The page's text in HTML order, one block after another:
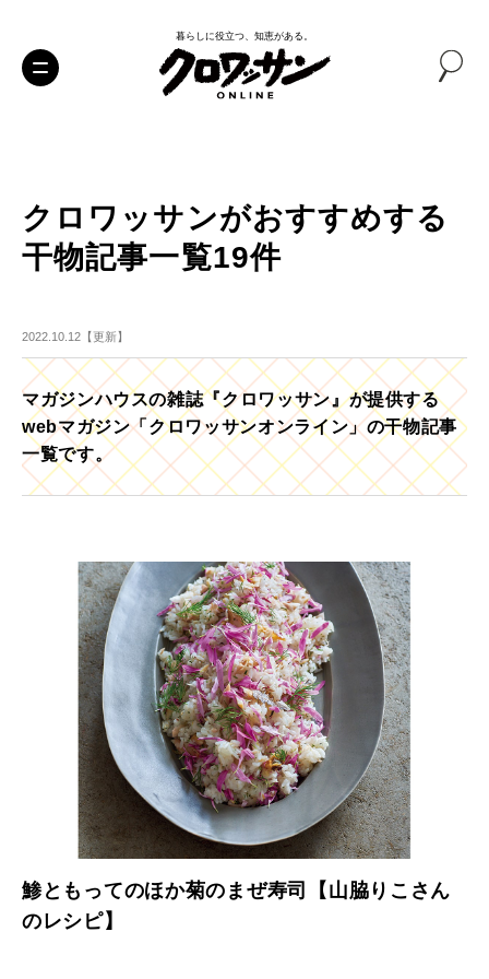
暮らしに役立つ、知恵がある。
クロワッサンがおすすめする
干物記事一覧19件
2022.10.12【更新】
マガジンハウスの雑誌『クロワッサン』が提供する
webマガジン「クロワッサンオンライン」の干物記事
一覧です。
鯵ともってのほか菊のまぜ寿司【山脇りこさん
のレシピ】